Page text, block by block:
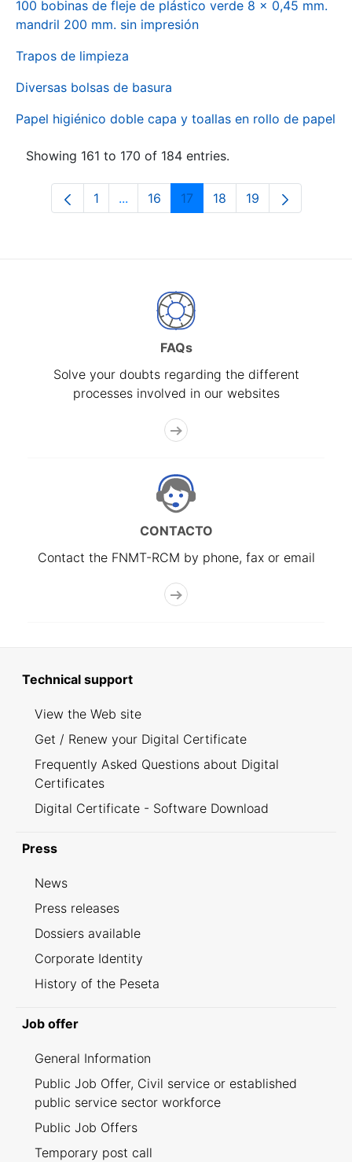
100 bobinas de fleje de plástico verde 8 x 0,45 mm.
mandril 200 mm. sin impresión
Trapos de limpieza
Diversas bolsas de basura
Papel higiénico doble capa y toallas en rollo de papel
Showing 161 to 170 of 184 entries.
Page
1 ...Intermediate Pages Use TAB to
Page
16 Page
17 Page
18 Page
19
FAQs
Solve your doubts regarding the different
processes involved in our websites
CONTACTO
Contact the FNMT-RCM by phone, fax or email
Technical support
View the Web site
Get / Renew your Digital Certificate
Frequently Asked Questions about Digital
Certificates
Digital Certificate - Software Download
Press
News
Press releases
Dossiers available
Corporate Identity
History of the Peseta
Job offer
General Information
Public Job Offer, Civil service or established
public service sector workforce
Public Job Offers
Temporary post call